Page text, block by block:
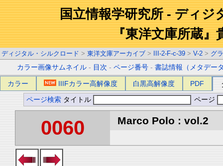
国立情報学研究所 - ディジ
『東洋文庫所蔵』
ディジタル・シルクロード > 東洋文庫アーカイブ > III-2-F-c-39 > V-2 > グ
カラー画像サムネイル - 目次 -ページ番号 -書誌情報（メタデー
カラー IIIFカラー高解像度 白黒高解像度 PDF
ページ検索 タイトル ページ
0060 Marco Polo : vol.2